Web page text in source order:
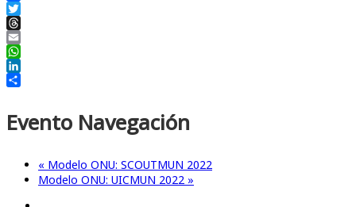
Facebook
Twitter
Threads
Email
WhatsApp
LinkedIn
Evento Navegación
« Modelo ONU: SCOUTMUN 2022
Modelo ONU: UICMUN 2022 »